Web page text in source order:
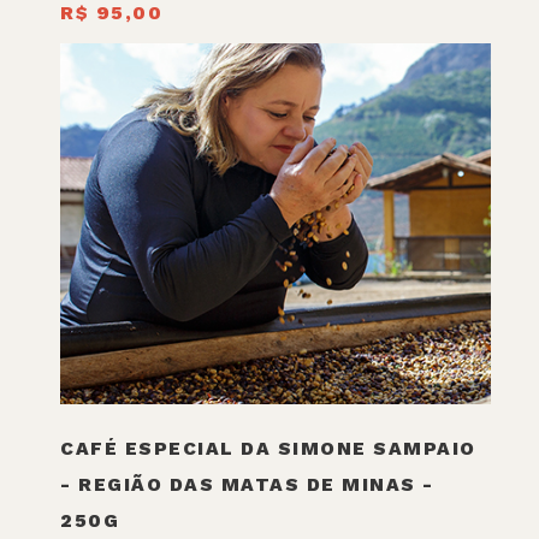
R$ 95,00
CAFÉ ESPECIAL DA SIMONE SAMPAIO
- REGIÃO DAS MATAS DE MINAS -
250G